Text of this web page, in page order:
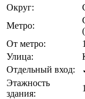
Округ:
Метро:
От метро:
Улица:
Отдельный вход:
Этажность
здания: